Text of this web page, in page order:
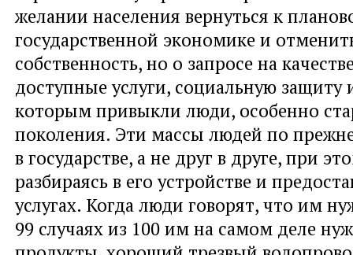
желании населения вернуться к
государственной экономике и
собственность, но о запросе на
доступные услуги, социальную защиту
которым привыкли люди, особенно
поколения. Эти массы людей по
в государстве, а не друг в друге, при
разбираясь в его устройстве и
услугах. Когда люди говорят, что им
99 случаях из 100 им на самом деле